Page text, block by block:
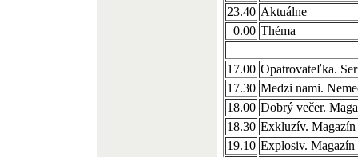
23.40 Aktuálne
0.00 Théma
17.00 Opatrovateľka.
17.30 Medzi nami.
18.00 Dobrý večer.
18.30 Exkluzív. Magazín
19.10 Explosiv. Magazín